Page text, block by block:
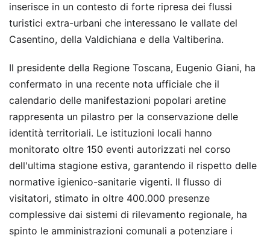
inserisce in un contesto di forte ripresa dei flussi
turistici extra-urbani che interessano le vallate del
Casentino, della Valdichiana e della Valtiberina.
Il presidente della Regione Toscana, Eugenio Giani, ha
confermato in una recente nota ufficiale che il
calendario delle manifestazioni popolari aretine
rappresenta un pilastro per la conservazione delle
identità territoriali. Le istituzioni locali hanno
monitorato oltre 150 eventi autorizzati nel corso
dell'ultima stagione estiva, garantendo il rispetto delle
normative igienico-sanitarie vigenti. Il flusso di
visitatori, stimato in oltre 400.000 presenze
complessive dai sistemi di rilevamento regionale, ha
spinto le amministrazioni comunali a potenziare i